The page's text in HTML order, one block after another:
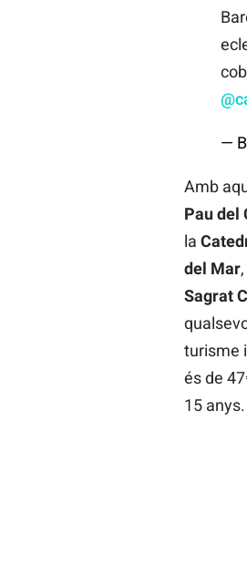
—
Amb
Pau del
la
del Mar
Sagrat
turisme
és de
15 anys.